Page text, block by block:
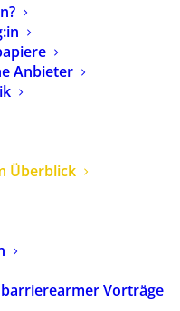
Anbieter
Überblick
Vorträge
der
Akademie für
(EAH).
Information